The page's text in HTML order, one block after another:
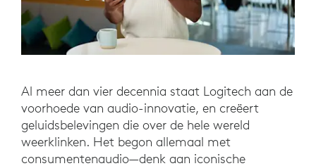
Al meer dan vier decennia staat Logitech aan de
voorhoede van audio-innovatie, en creëert
geluidsbelevingen die over de hele wereld
weerklinken. Het begon allemaal met
consumentenaudio—denk aan iconische